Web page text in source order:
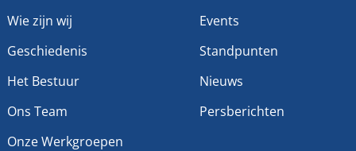
FacebookLinkedIn
Wie zijn wij
Geschiedenis
Het Bestuur
Ons Team
Onze Werkgroepen
Events
Standpunten
Nieuws
Persberichten